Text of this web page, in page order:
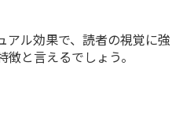
アル効果で、読者の視覚に強
と言えるでしょう。